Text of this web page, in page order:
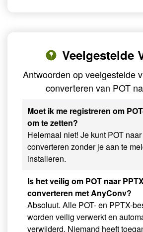
Veelgestelde
Antwoorden op veelgestelde
converteren van POT
Moet ik me registreren om
om te zetten?
Helemaal niet! Je kunt POT
converteren zonder je aan te
installeren.
Is het veilig om POT naar
converteren met AnyConv?
Absoluut. Alle POT- en PPTX-
worden veilig verwerkt en
verwijderd. Niemand heeft